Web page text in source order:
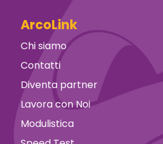
ArcoLink
Chi siamo
Contatti
Diventa partner
Lavora con Noi
Modulistica